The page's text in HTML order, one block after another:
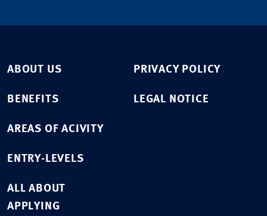
ABOUT US
BENEFITS
AREAS OF ACIVITY
ENTRY-LEVELS
ALL ABOUT
APPLYING
PRIVACY POLICY
LEGAL NOTICE